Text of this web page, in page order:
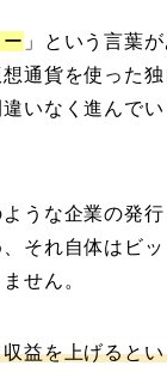
」という言葉
通貨を使った
いなく進んで
うな企業の発
それ自体はビッ
せん。
益を上げると